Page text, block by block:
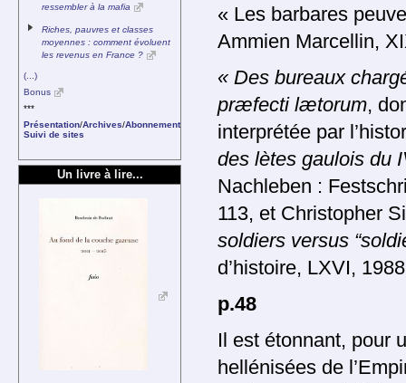
« Les barbares
Ammien Marcellin,
« Des bureaux
præfecti lætorum,
interprétée par
des lètes gaulois du
Nachleben :
113, et Christopher
soldiers versus
d’histoire, LXVI,
p.48
Il est étonnant, pour
hellénisées de
ressembler à la mafia
Riches, pauvres et classes
moyennes : comment évoluent
les revenus en France ?
(...)
Bonus
***
Présentation/Archives/Abonnement
Suivi de sites
Un livre à lire...